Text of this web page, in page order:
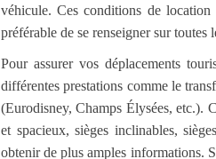
véhicule. Ces conditions de location
préférable de se renseigner sur
Pour assurer vos déplacements
différentes prestations comme le
(Eurodisney, Champs Élysées, etc.).
et spacieux, sièges inclinables,
obtenir de plus amples informations.